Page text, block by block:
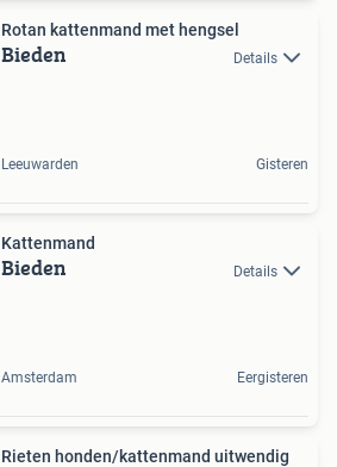
Rotan kattenmand met hengsel
Bieden Details
Leeuwarden Gisteren
Kattenmand
Bieden Details
Amsterdam Eergisteren
Rieten honden/kattenmand uitwendig